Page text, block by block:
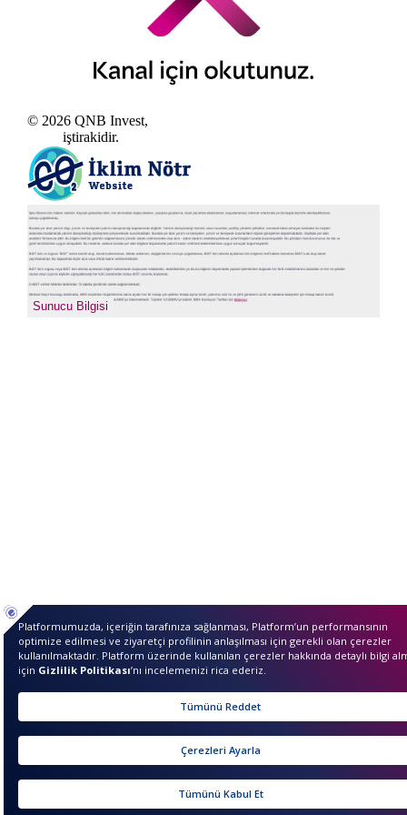
© 2026 QNB Invest,
iştirakidir.
Sunucu Bilgisi
sıkcasorulan
Merhaba ben InvestIQ. Size
nasıl yardımcı olabilirim?